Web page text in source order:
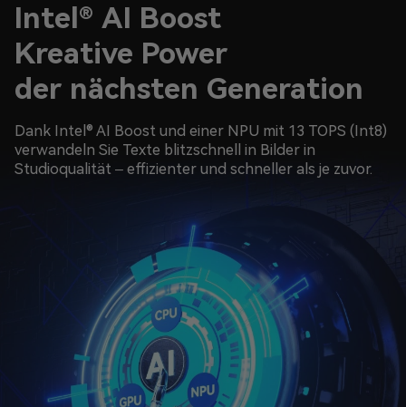
Intel® AI Boost
Kreative Power
der nächsten Generation
Dank Intel® AI Boost und einer NPU mit 13 TOPS (Int8)
verwandeln Sie Texte blitzschnell in Bilder in
Studioqualität – effizienter und schneller als je zuvor.